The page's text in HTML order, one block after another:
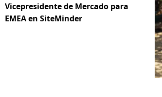
Vicepresidente de Mercado para
EMEA en SiteMinder